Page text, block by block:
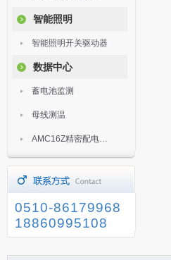
智能照明
智能照明开关驱动器
数据中心
蓄电池监测
母线测温
AMC16Z精密配电监控装置
0510-86179968
18860995108